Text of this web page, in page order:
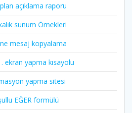
açıklama raporu
sunum Örnekleri
mesaj kopyalama
ekran yapma kısayolu
yapma sitesi
EĞER formülü